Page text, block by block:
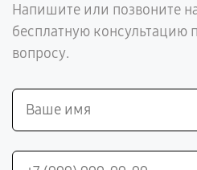
Напишите или позвоните
бесплатную консультацию
вопросу.